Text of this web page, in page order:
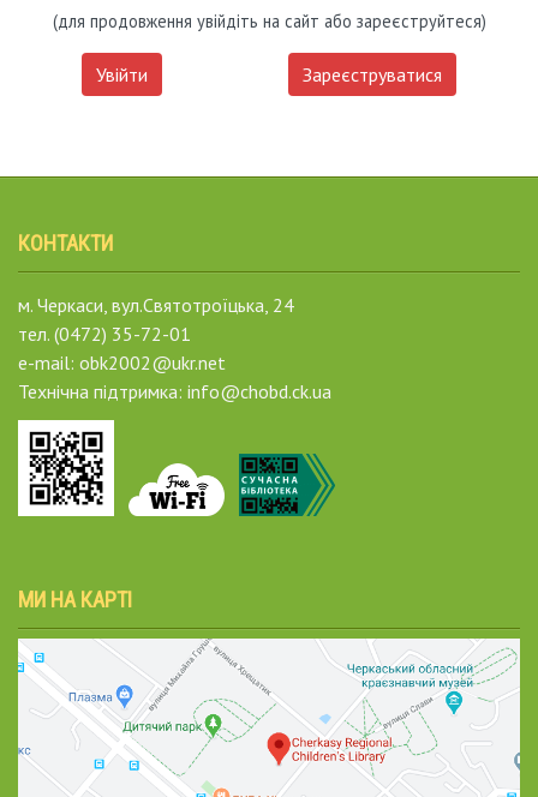
(для продовження увійдіть на сайт або зареєструйтеся)
Увійти Зареєструватися
КОНТАКТИ
м. Черкаси, вул.Святотроїцька, 24
тел. (0472) 35-72-01
e-mail: obk2002@ukr.net
Технічна підтримка: info@chobd.ck.ua
МИ НА КАРТІ